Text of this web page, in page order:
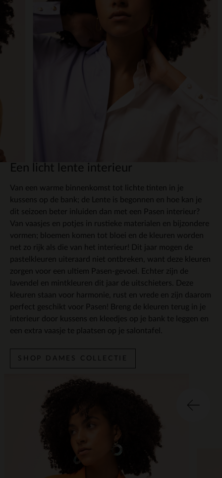
Een licht lente interieur
Van een warme binnenkomst tot lichte tinten in je
kussens op de bank; de Lente is begonnen en hoe kan je
dit seizoen beter inluiden dan met een Pasen interieur?
Van vaasjes en potjes in rustieke materialen en bijzondere
vormen; bloemen komen tot bloei en de kleuren worden
net zo rijk als die van het interieur! Dit jaar mogen de
pastelkleuren uiteraard niet ontbreken, want deze kleuren
zorgen voor een ultiem Pasen-gevoel. Echter zijn de
lavendel en mintkleuren dit jaar de uitschieters. Deze
kleuren staan voor harmonie, rust en vrede en zijn daarom
perfect geschikt voor Pasen! Breng de kleuren terug in je
interieur door kussens en kleedjes op je bank te leggen en
een extra vaasje te plaatsen op je salontafel.
SHOP DAMES COLLECTIE